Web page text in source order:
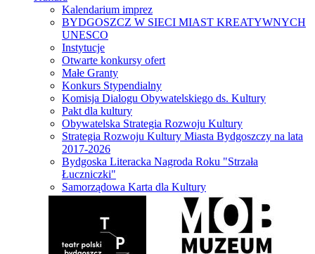
Kalendarium imprez
BYDGOSZCZ W SIECI MIAST KREATYWNYCH
UNESCO
Instytucje
Otwarte konkursy ofert
Małe Granty
Konkurs Stypendialny
Komisja Dialogu Obywatelskiego ds. Kultury
Pakt dla kultury
Obywatelska Strategia Rozwoju Kultury
Strategia Rozwoju Kultury Miasta Bydgoszczy na lata
2017-2026
Bydgoska Literacka Nagroda Roku "Strzała
Łuczniczki"
Samorządowa Karta dla Kultury